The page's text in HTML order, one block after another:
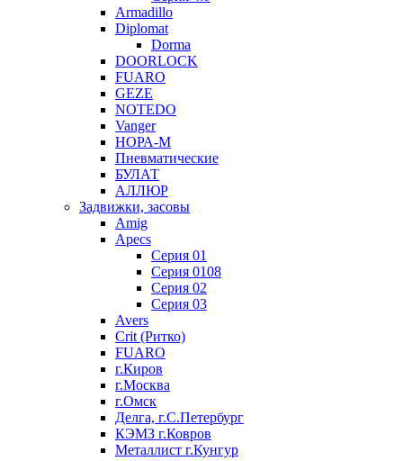
Armadillo
Diplomat
Dorma
DOORLOCK
FUARO
GEZE
NOTEDO
Vanger
НОРА-М
Пневматические
БУЛАТ
АЛЛЮР
Задвижки, засовы
Amig
Apecs
Серия 01
Серия 0108
Серия 02
Серия 03
Avers
Crit (Ритко)
FUARO
г.Киров
г.Москва
г.Омск
Делга, г.С.Петербург
КЭМЗ г.Ковров
Металлист г.Кунгур